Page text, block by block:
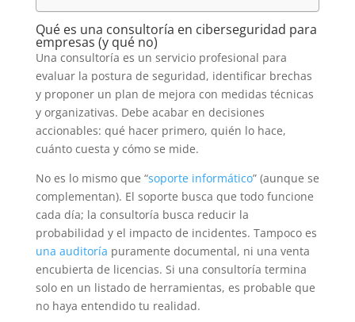
Qué es una consultoría en ciberseguridad para
empresas (y qué no)
Una consultoría es un servicio profesional para
evaluar la postura de seguridad, identificar brechas
y proponer un plan de mejora con medidas técnicas
y organizativas. Debe acabar en decisiones
accionables: qué hacer primero, quién lo hace,
cuánto cuesta y cómo se mide.
No es lo mismo que “soporte informático” (aunque se
complementan). El soporte busca que todo funcione
cada día; la consultoría busca reducir la
probabilidad y el impacto de incidentes. Tampoco es
una auditoría puramente documental, ni una venta
encubierta de licencias. Si una consultoría termina
solo en un listado de herramientas, es probable que
no haya entendido tu realidad.